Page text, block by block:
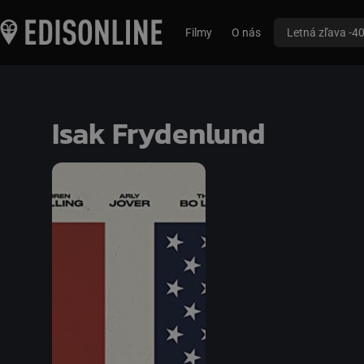
Filmy O nás Letná zľava -
Isak Frydenlund